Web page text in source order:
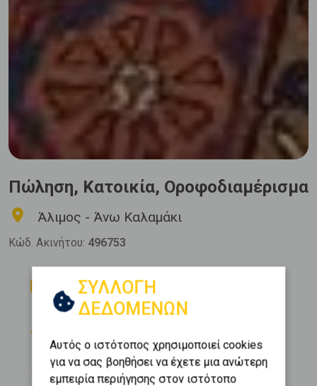
Πώληση, Κατοικία, Οροφοδιαμέρισμα
Άλιμος - Άνω Καλαμάκι
Κώδ. Ακινήτου: 496753
Δωμάτια
2
Όροφος
Εμβαδόν
Κατασκευή
2008
ΣΥΛΛΟΓΗ
ΔΕΔΟΜΕΝΩΝ
Αυτός ο ιστότοπος χρησιμοποιεί cookies
για να σας βοηθήσει να έχετε μια ανώτερη
εμπειρία περιήγησης στον ιστότοπο